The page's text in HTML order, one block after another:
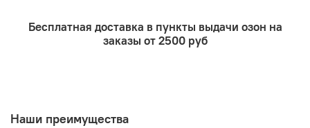
Бесплатная доставка в пункты выдачи озон на
заказы от 2500 руб
Наши преимущества